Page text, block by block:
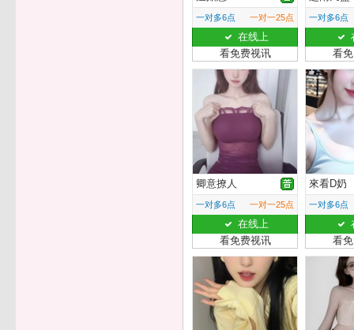
一对多6点 一对一25点
在线上
看免费视讯
一对多6点
看
卿意撩人
一对多6点 一对一25点
在线上
看免费视讯
來看D奶
一对多6点
看